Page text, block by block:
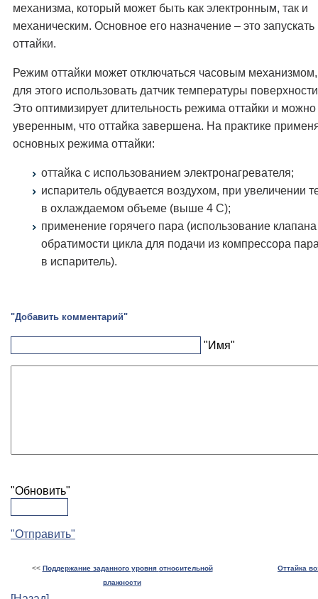
механизма, который может быть как электронным, так и
механическим. Основное его назначение – это запускать
оттайки.
Режим оттайки может отключаться часовым
для этого использовать датчик температуры
Это оптимизирует длительность режима оттайки и
уверенным, что оттайка завершена. На практике
основных режима оттайки:
оттайка с использованием электронагревателя;
испаритель обдувается воздухом, при увеличении
в охлаждаемом объеме (выше 4 С);
применение горячего пара (использование клапана
обратимости цикла для подачи из компрессора
в испаритель).
"Добавить комментарий"
"Имя"
"Обновить"
"Отправить"
<< Поддержание заданного уровня относительной
влажности
Оттайка